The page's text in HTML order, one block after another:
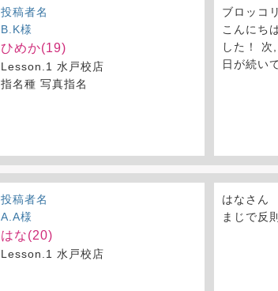
投稿者名
B.K様
ひめか(19)
Lesson.1 水戸校店
指名種 写真指名
ブロッコ
こんにち
した！
日が続い
投稿者名
A.A様
はな(20)
Lesson.1 水戸校店
はなさん
まじで反